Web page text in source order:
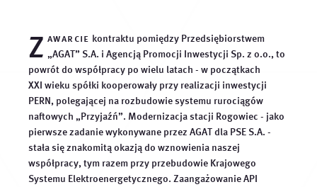
Z awarcie kontraktu pomiędzy Przedsiębiorstwem
„AGAT” S.A. i Agencją Promocji Inwestycji Sp. z o.o., to
powrót do współpracy po wielu latach - w początkach
XXI wieku spółki kooperowały przy realizacji inwestycji
PERN, polegającej na rozbudowie systemu rurociągów
naftowych „Przyjaźń”. Modernizacja stacji Rogowiec - jako
pierwsze zadanie wykonywane przez AGAT dla PSE S.A. -
stała się znakomitą okazją do wznowienia naszej
współpracy, tym razem przy przebudowie Krajowego
Systemu Elektroenergetycznego. Zaangażowanie API